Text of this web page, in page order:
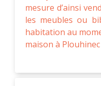
mesure d’ainsi
les meubles ou
habitation au
maison à Plouhinec